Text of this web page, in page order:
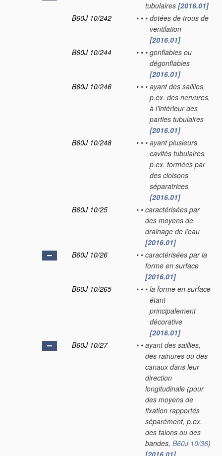
tubulaires [2016.01]
B60J 10/242
• • • dotées de trous de
ventilation
[2016.01]
B60J 10/244
• • • gonflables ou
dégonflables
[2016.01]
B60J 10/246
• • • ayant des saillies,
p.ex. des nervures,
à l’intérieur des
parties tubulaires
[2016.01]
B60J 10/248
• • • ayant plusieurs
cavités tubulaires,
p.ex. formées par
des cloisons
séparatrices
[2016.01]
B60J 10/25
• • caractérisées par
des moyens de
drainage de l’eau
[2016.01]
B60J 10/26
• • caractérisées par la
forme en surface
[2016.01]
B60J 10/265
• • • la forme en surface
étant
principalement
décorative
[2016.01]
B60J 10/27
• • ayant des saillies,
des rainures ou des
canaux dans leur
direction
longitudinale (pour
des moyens de
fixation rapportés
séparément, p.ex.
des talons ou des
bandes, B60J 10/36)
[2016.01]